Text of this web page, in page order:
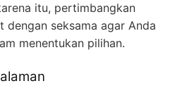
itu, pertimbangkan
seksama agar Anda
menentukan pilihan.